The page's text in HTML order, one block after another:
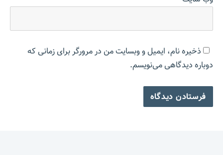
ذخیره نام، ایمیل و وبسایت من در مرورگر برای زمانی که
دوباره دیدگاهی می‌نویسم.